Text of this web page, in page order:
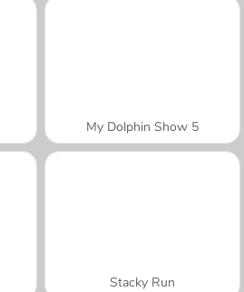
My Dolphin Show 5
Stacky Run